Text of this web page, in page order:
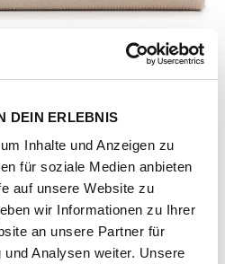
DEIN ERLEBNIS
Inhalte und Anzeigen zu
für soziale Medien anbieten
auf unsere Website zu
wir Informationen zu Ihrer
an unsere Partner für
Analysen weiter. Unsere